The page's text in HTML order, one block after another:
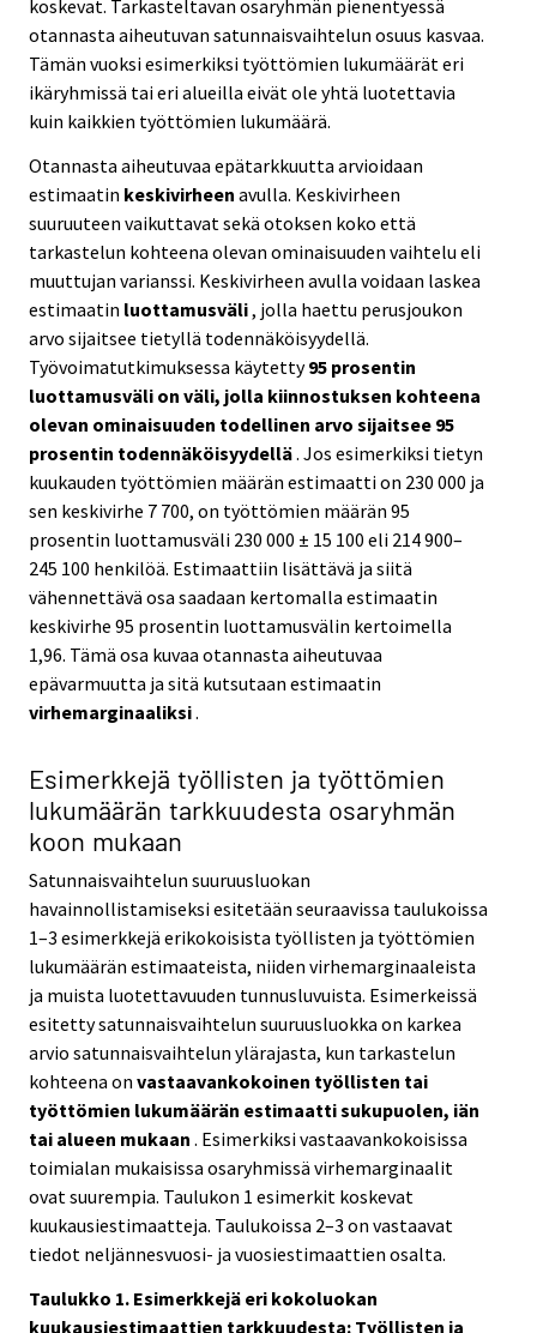
koskevat. Tarkasteltavan osaryhmän pienentyessä
otannasta aiheutuvan satunnaisvaihtelun osuus kasvaa.
Tämän vuoksi esimerkiksi työttömien lukumäärät eri
ikäryhmissä tai eri alueilla eivät ole yhtä luotettavia
kuin kaikkien työttömien lukumäärä.
Otannasta aiheutuvaa epätarkkuutta arvioidaan
estimaatin keskivirheen avulla. Keskivirheen
suuruuteen vaikuttavat sekä otoksen koko että
tarkastelun kohteena olevan ominaisuuden vaihtelu eli
muuttujan varianssi. Keskivirheen avulla voidaan laskea
estimaatin luottamusväli, jolla haettu perusjoukon
arvo sijaitsee tietyllä todennäköisyydellä.
Työvoimatutkimuksessa käytetty95 prosentin
luottamusväli on väli, jolla kiinnostuksen kohteena
olevan ominaisuuden todellinen arvo sijaitsee 95
prosentin todennäköisyydellä. Jos esimerkiksi tietyn
kuukauden työttömien määrän estimaatti on 230 000 ja
sen keskivirhe 7 700, on työttömien määrän 95
prosentin luottamusväli 230 000 ± 15 100 eli 214 900–
245 100 henkilöä. Estimaattiin lisättävä ja siitä
vähennettävä osa saadaan kertomalla estimaatin
keskivirhe 95 prosentin luottamusvälin kertoimella
1,96. Tämä osa kuvaa otannasta aiheutuvaa
epävarmuutta ja sitä kutsutaan estimaatin
virhemarginaaliksi.
Esimerkkejä työllisten ja työttömien
lukumäärän tarkkuudesta osaryhmän
koon mukaan
Satunnaisvaihtelun suuruusluokan
havainnollistamiseksi esitetään seuraavissa taulukoissa
1–3 esimerkkejä erikokoisista työllisten ja työttömien
lukumäärän estimaateista, niiden virhemarginaaleista
ja muista luotettavuuden tunnusluvuista. Esimerkeissä
esitetty satunnaisvaihtelun suuruusluokka on karkea
arvio satunnaisvaihtelun ylärajasta, kun tarkastelun
kohteena on vastaavankokoinen työllisten tai
työttömien lukumäärän estimaatti sukupuolen, iän
tai alueen mukaan . Esimerkiksi vastaavankokoisissa
toimialan mukaisissa osaryhmissä virhemarginaalit
ovat suurempia. Taulukon 1 esimerkit koskevat
kuukausiestimaatteja. Taulukoissa 2–3 on vastaavat
tiedot neljännesvuosi- ja vuosiestimaattien osalta.
Taulukko 1. Esimerkkejä eri kokoluokan
kuukausiestimaattien tarkkuudesta: Työllisten ja